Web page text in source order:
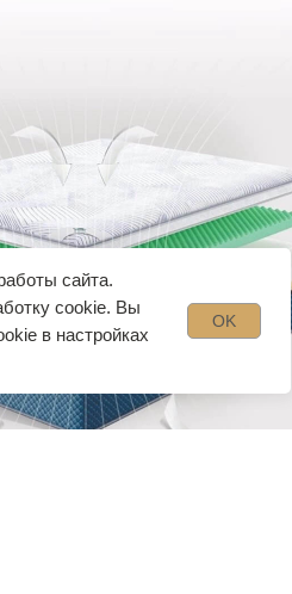
сайта.
cookie. Вы
в настройках
OK